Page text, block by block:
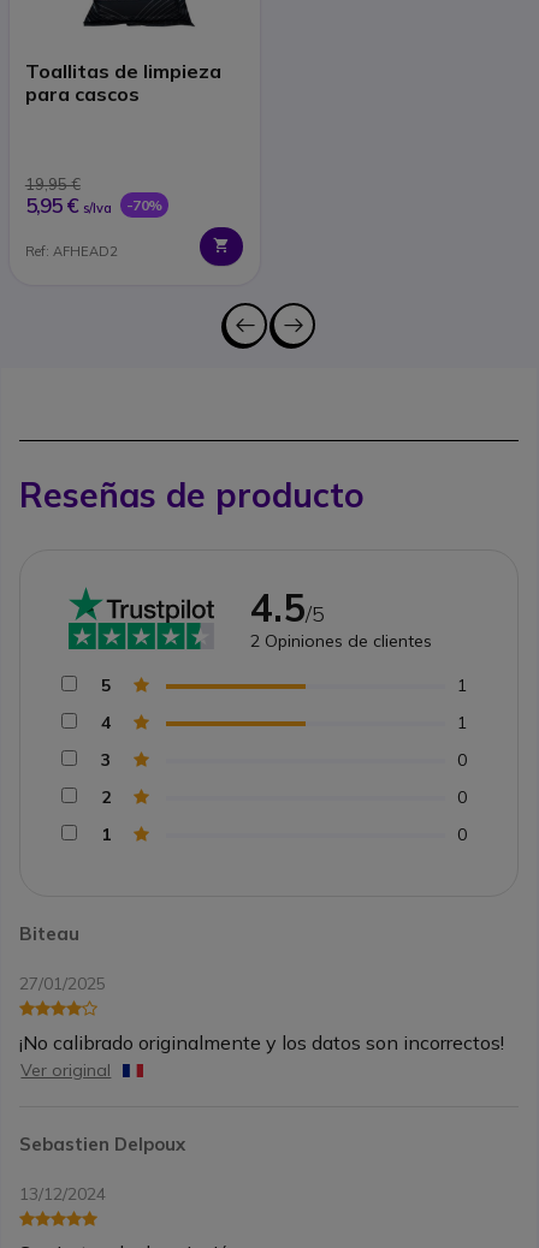
Toallitas de limpieza
para cascos
19,95 €
5,95 € s/Iva -70%
Ref: AFHEAD2
Reseñas de producto
Biteau
27/01/2025
¡No calibrado originalmente y los datos son incorrectos!
Ver original
Sebastien Delpoux
13/12/2024
4.5/5
2 Opiniones de clientes
5
1
4
1
3
0
2
0
1
0